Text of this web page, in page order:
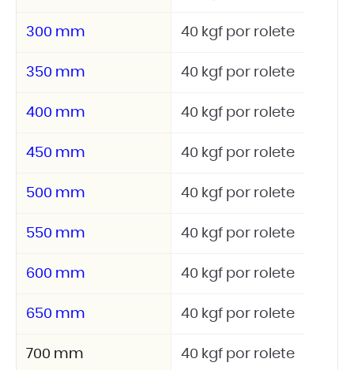
300 mm 40 kgf por rolete
350 mm 40 kgf por rolete
400 mm 40 kgf por rolete
450 mm 40 kgf por rolete
500 mm 40 kgf por rolete
550 mm 40 kgf por rolete
600 mm 40 kgf por rolete
650 mm 40 kgf por rolete
700 mm 40 kgf por rolete